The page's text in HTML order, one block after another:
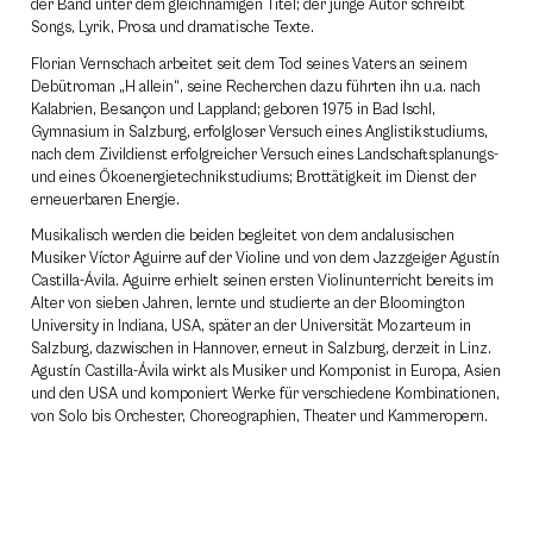
der Band unter dem gleichnamigen Titel; der junge Autor schreibt
Songs, Lyrik, Prosa und dramatische Texte.
Florian Vernschach arbeitet seit dem Tod seines Vaters an seinem
Debütroman „H allein“, seine Recherchen dazu führten ihn u.a. nach
Kalabrien, Besançon und Lappland; geboren 1975 in Bad Ischl,
Gymnasium in Salzburg, erfolgloser Versuch eines Anglistikstudiums,
nach dem Zivildienst erfolgreicher Versuch eines Landschaftsplanungs-
und eines Öko­energietechnikstudiums; Brottätigkeit im Dienst der
erneuerbaren Energie.
Musikalisch werden die beiden begleitet von dem andalusischen
Musiker Víctor Aguirre auf der Violine und von dem Jazzgeiger Agustín
Castilla-Ávila. Aguirre erhielt seinen ersten Violinunterricht bereits im
Alter von sieben Jahren, lernte und studierte an der Bloomington
University in Indiana, USA, später an der Universität Mozarteum in
Salzburg, dazwischen in Hannover, erneut in Salzburg, derzeit in Linz.
Agustín Castilla-Ávila wirkt als Musiker und Komponist in Europa, Asien
und den USA und komponiert Werke für verschiedene Kombinationen,
von Solo bis Orchester, Choreographien, Theater und Kammeropern.